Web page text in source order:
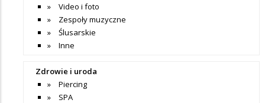
Video i foto
Zespoły muzyczne
Ślusarskie
Inne
Zdrowie i uroda
Piercing
SPA